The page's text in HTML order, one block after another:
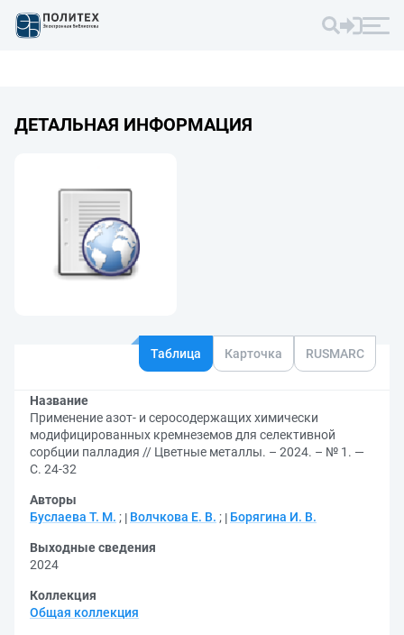
ДЕТАЛЬНАЯ ИНФОРМАЦИЯ
Таблица Карточка RUSMARC
Название
Применение азот- и серосодержащих химически
модифицированных кремнеземов для селективной
сорбции палладия // Цветные металлы. – 2024. – № 1. —
С. 24-32
Авторы
Буслаева Т. М. ; Волчкова Е. В. ; Борягина И. В.
Выходные сведения
2024
Коллекция
Общая коллекция